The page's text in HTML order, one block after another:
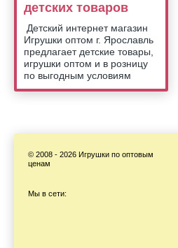
детских товаров
Детский интернет магазин
Игрушки оптом г. Ярославль
предлагает детские товары,
игрушки оптом и в розницу
по выгодным условиям
© 2008 - 2026 Игрушки по оптовым
ценам
Мы в сети: